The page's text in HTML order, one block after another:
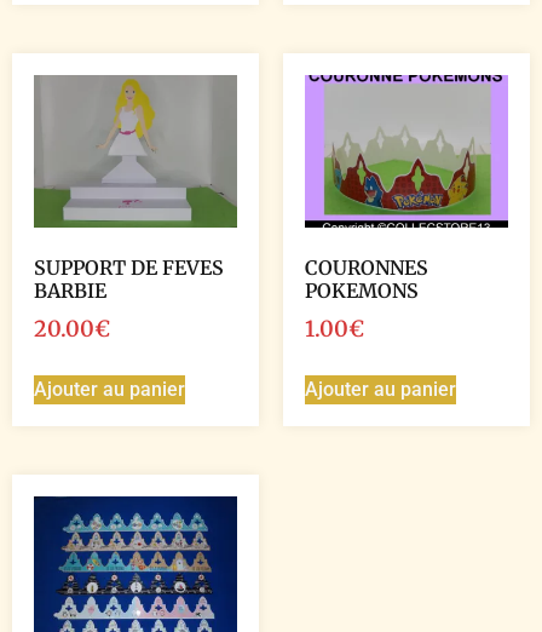
SUPPORT DE FEVES
BARBIE
20.00€
Ajouter au panier
COURONNES
POKEMONS
1.00€
Ajouter au panier